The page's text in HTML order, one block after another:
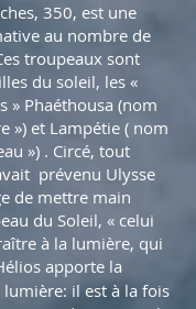
350, est une
au nombre de
troupeaux sont
du soleil, les «
» Phaéthousa (nom
») et Lampétie ( nom
») . Circé, tout
prévenu Ulysse
de mettre main
du Soleil, « celui
à la lumière, qui
apporte la
il est à la fois